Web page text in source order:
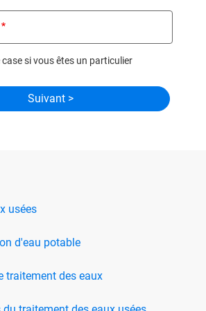
si vous êtes un particulier
usées
d'eau potable
traitement des eaux